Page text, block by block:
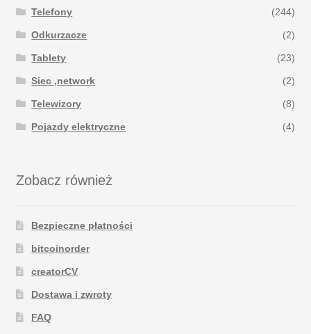
Telefony (244)
Odkurzacze (2)
Tablety (23)
Siec ,network (2)
Telewizory (8)
Pojazdy elektryczne (4)
Zobacz również
Bezpieczne płatności
bitcoinorder
creatorCV
Dostawa i zwroty
FAQ